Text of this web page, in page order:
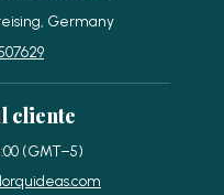
Germany
cliente
(GMT−5)